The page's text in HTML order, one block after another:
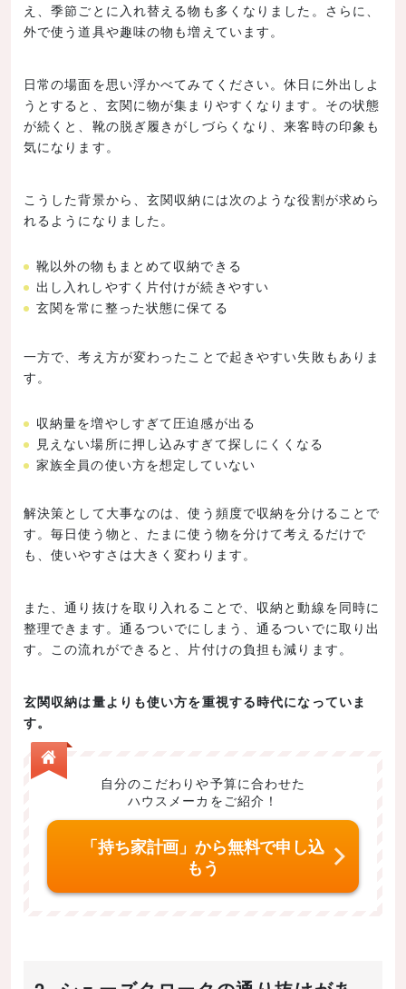
え、季節ごとに入れ替える物も多くなりました。さらに、
外で使う道具や趣味の物も増えています。
日常の場面を思い浮かべてみてください。休日に外出しよ
うとすると、玄関に物が集まりやすくなります。その状態
が続くと、靴の脱ぎ履きがしづらくなり、来客時の印象も
気になります。
こうした背景から、玄関収納には次のような役割が求めら
れるようになりました。
靴以外の物もまとめて収納できる
出し入れしやすく片付けが続きやすい
玄関を常に整った状態に保てる
一方で、考え方が変わったことで起きやすい失敗もありま
す。
収納量を増やしすぎて圧迫感が出る
見えない場所に押し込みすぎて探しにくくなる
家族全員の使い方を想定していない
解決策として大事なのは、使う頻度で収納を分けることで
す。毎日使う物と、たまに使う物を分けて考えるだけで
も、使いやすさは大きく変わります。
また、通り抜けを取り入れることで、収納と動線を同時に
整理できます。通るついでにしまう、通るついでに取り出
す。この流れができると、片付けの負担も減ります。
玄関収納は量よりも使い方を重視する時代になっていま
す。
自分のこだわりや予算に合わせた
ハウスメーカをご紹介！
「持ち家計画」から無料で申し込
もう